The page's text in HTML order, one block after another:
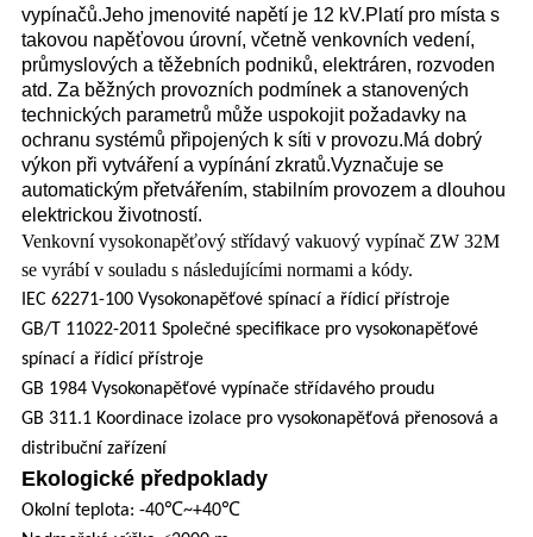
vypínačů.Jeho jmenovité napětí je 12 kV.Platí pro místa s
takovou napěťovou úrovní, včetně venkovních vedení,
průmyslových a těžebních podniků, elektráren, rozvoden
atd. Za běžných provozních podmínek a stanovených
technických parametrů může uspokojit požadavky na
ochranu systémů připojených k síti v provozu.Má dobrý
výkon při vytváření a vypínání zkratů.Vyznačuje se
automatickým přetvářením, stabilním provozem a dlouhou
elektrickou životností.
Venkovní vysokonapěťový střídavý vakuový vypínač ZW 32M
se vyrábí v souladu s následujícími normami a kódy.
IEC 62271-100 Vysokonapěťové spínací a řídicí přístroje
GB/T 11022-2011 Společné specifikace pro vysokonapěťové
spínací a řídicí přístroje
GB 1984 Vysokonapěťové vypínače střídavého proudu
GB 311.1 Koordinace izolace pro vysokonapěťová přenosová a
distribuční zařízení
Ekologické předpoklady
Okolní teplota: -40℃~+40℃